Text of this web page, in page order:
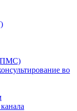
(ПМС)
во